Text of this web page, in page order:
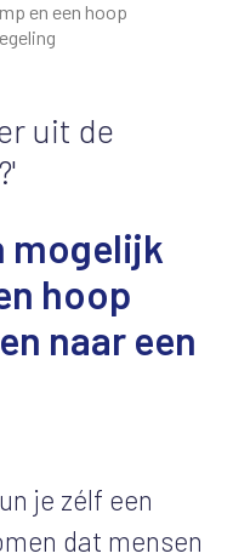
en een hoop
uit de
mogelijk
hoop
naar een
je zélf een
dat mensen